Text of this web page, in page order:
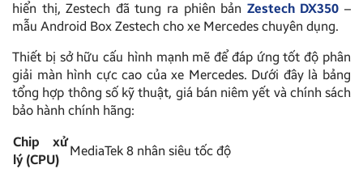
hiển thị, Zestech đã tung ra phiên bản Zestech DX350 –
mẫu Android Box Zestech cho xe Mercedes chuyên dụng.
Thiết bị sở hữu cấu hình mạnh mẽ để đáp ứng tốt độ phân
giải màn hình cực cao của xe Mercedes. Dưới đây là bảng
tổng hợp thông số kỹ thuật, giá bán niêm yết và chính sách
bảo hành chính hãng:
Chip xử
lý (CPU)
MediaTek 8 nhân siêu tốc độ